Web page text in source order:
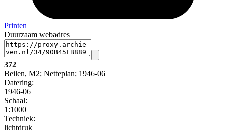
Printen
Duurzaam webadres
372
Beilen, M2; Netteplan; 1946-06
Datering:
1946-06
Schaal:
1:1000
Techniek:
lichtdruk